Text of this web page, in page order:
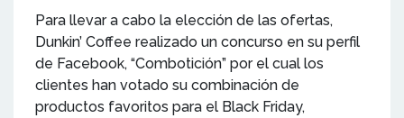
Para llevar a cabo la elección de las ofertas,
Dunkin’ Coffee realizado un concurso en su perfil
de Facebook, “Combotición” por el cual los
clientes han votado su combinación de
productos favoritos para el Black Friday,